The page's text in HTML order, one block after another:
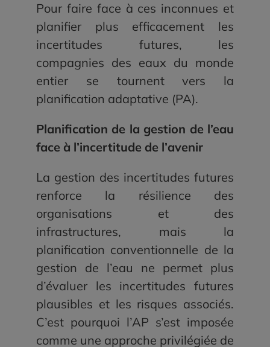
Pour faire face à ces inconnues et
planifier plus efficacement les
incertitudes futures, les
compagnies des eaux du monde
entier se tournent vers la
planification adaptative (PA).
Planification de la gestion de l’eau
face à l’incertitude de l’avenir
La gestion des incertitudes futures
renforce la résilience des
organisations et des
infrastructures, mais la
planification conventionnelle de la
gestion de l’eau ne permet plus
d’évaluer les incertitudes futures
plausibles et les risques associés.
C’est pourquoi l’AP s’est imposée
comme une approche privilégiée de